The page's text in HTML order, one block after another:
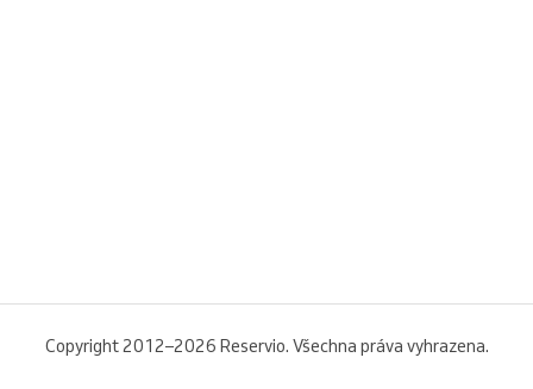
Copyright 2012–2026 Reservio. Všechna práva vyhrazena.